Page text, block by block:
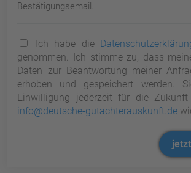
Bestätigungsemail.
Ich habe die
genommen. Ich stimme zu, dass
Daten zur Beantwortung meiner
erhoben und gespeichert werden.
Einwilligung jederzeit für die
info@deutsche-gutachterauskunft.de